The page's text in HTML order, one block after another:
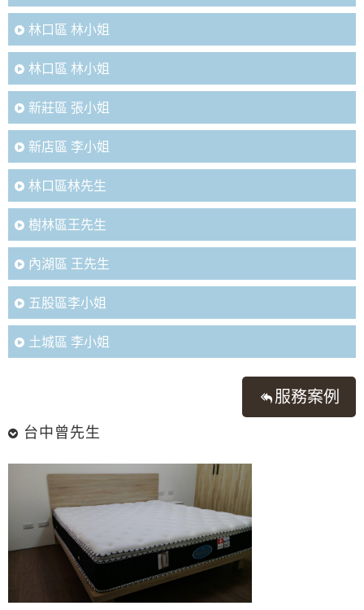
林口區 林小姐
林口區 林小姐
新莊區 張小姐
新店區 李小姐
林口區林先生
樹林區王先生
內湖區 王先生
五股區李小姐
土城區 李小姐
服務案例
台中曾先生